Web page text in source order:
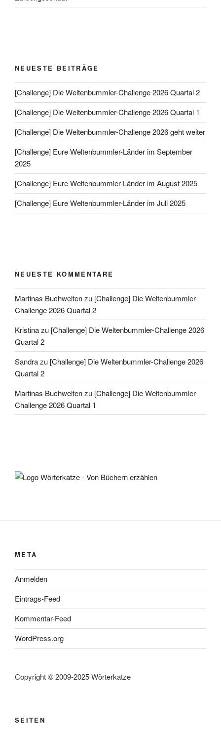
NEUESTE BEITRÄGE
[Challenge] Die Weltenbummler-Challenge 2026 Quartal 2
[Challenge] Die Weltenbummler-Challenge 2026 Quartal 1
[Challenge] Die Weltenbummler-Challenge 2026 geht weiter
[Challenge] Eure Weltenbummler-Länder im September
2025
[Challenge] Eure Weltenbummler-Länder im August 2025
[Challenge] Eure Weltenbummler-Länder im Juli 2025
NEUESTE KOMMENTARE
Martinas Buchweltenzu [Challenge] Die Weltenbummler-
Challenge 2026 Quartal 2
Kristinazu [Challenge] Die Weltenbummler-Challenge 2026
Quartal 2
Sandrazu [Challenge] Die Weltenbummler-Challenge 2026
Quartal 2
Martinas Buchweltenzu [Challenge] Die Weltenbummler-
Challenge 2026 Quartal 1
META
Anmelden
Eintrags-Feed
Kommentar-Feed
WordPress.org
Copyright © 2009-2025 Wörterkatze
SEITEN